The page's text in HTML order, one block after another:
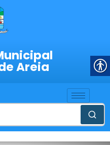
Areia